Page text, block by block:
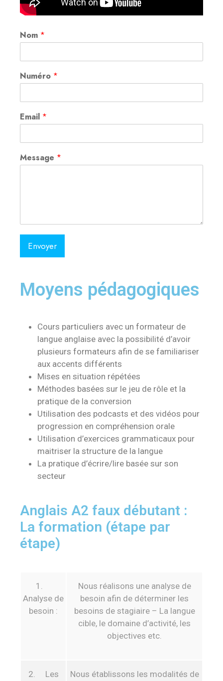
Nom *
Numéro *
Email *
Message *
Envoyer
Moyens pédagogiques
Cours particuliers avec un formateur de
langue anglaise avec la possibilité d’avoir
plusieurs formateurs afin de se familiariser
aux accents différents
Mises en situation répétées
Méthodes basées sur le jeu de rôle et la
pratique de la conversion
Utilisation des podcasts et des vidéos pour
progression en compréhension orale
Utilisation d’exercices grammaticaux pour
maitriser la structure de la langue
La pratique d’écrire/lire basée sur son
secteur
Anglais A2 faux débutant :
La formation (étape par
étape)
1.
Analyse de
besoin :
Nous réalisons une analyse de
besoin afin de déterminer les
besoins de stagiaire – La langue
cible, le domaine d’activité, les
objectives etc.
2. Les
Nous établissons les modalités de